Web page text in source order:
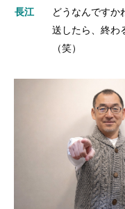
長江
どうなんですか
送したら、終わ
（笑）